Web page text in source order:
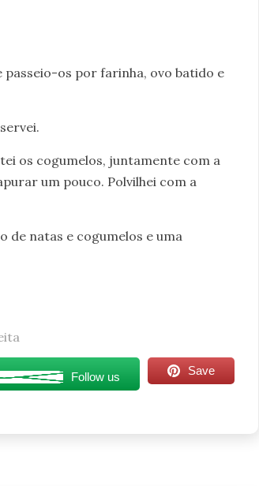
os por farinha, ovo batido e
os cogumelos, juntamente com a
um pouco. Polvilhei com a
de natas e cogumelos e uma
Follow us Save